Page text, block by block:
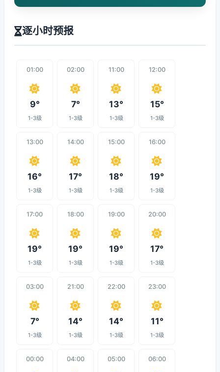
逐小时预报
01:00
9°
1-3级
02:00
7°
1-3级
11:00
13°
1-3级
12:00
15°
1-3级
13:00
16°
1-3级
14:00
17°
1-3级
15:00
18°
1-3级
16:00
19°
1-3级
17:00
19°
1-3级
18:00
19°
1-3级
19:00
19°
1-3级
20:00
17°
1-3级
03:00
7°
1-3级
21:00
14°
1-3级
22:00
14°
1-3级
23:00
11°
1-3级
00:00 04:00 05:00 06:00